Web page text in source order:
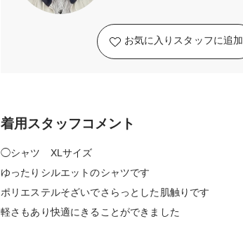
お気に入りスタッフに追加
着用スタッフコメント
◯シャツ XLサイズ
ゆったりシルエットのシャツです
ポリエステルそざいでさらっとした肌触りです
軽さもあり快適にきることができました